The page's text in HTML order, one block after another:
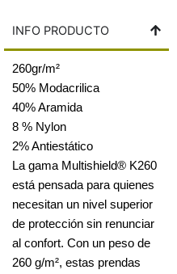
INFO PRODUCTO
260gr/m²
50% Modacrilica
40% Aramida
8 % Nylon
2% Antiestático
La gama Multishield® K260
está pensada para quienes
necesitan un nivel superior
de protección sin renunciar
al confort. Con un peso de
260 g/m², estas prendas